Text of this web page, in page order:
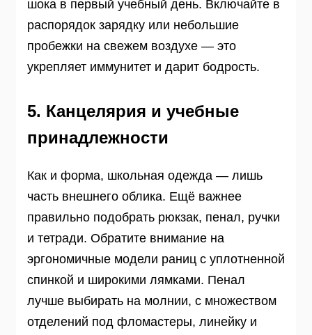
шока в первый учебный день. Включайте в
распорядок зарядку или небольшие
пробежки на свежем воздухе — это
укрепляет иммунитет и дарит бодрость.
5. Канцелярия и учебные
принадлежности
Как и форма, школьная одежда — лишь
часть внешнего облика. Ещё важнее
правильно подобрать рюкзак, пенал, ручки
и тетради. Обратите внимание на
эргономичные модели раниц с уплотненной
спинкой и широкими лямками. Пенал
лучше выбирать на молнии, с множеством
отделений под фломастеры, линейку и